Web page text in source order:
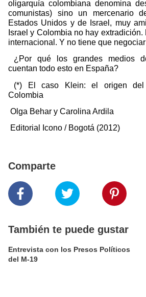
oligarquía colombiana denomina
comunistas) sino un mercenario
Estados Unidos y de Israel, muy
Israel y Colombia no hay
internacional. Y no tiene que
¿Por qué los grandes medios
cuentan todo esto en España?
(*) El caso Klein: el origen del
Colombia
Olga Behar y Carolina Ardila
Editorial Icono / Bogotá (2012)
Comparte
También te puede gustar
Entrevista con los Presos Políticos
del M-19